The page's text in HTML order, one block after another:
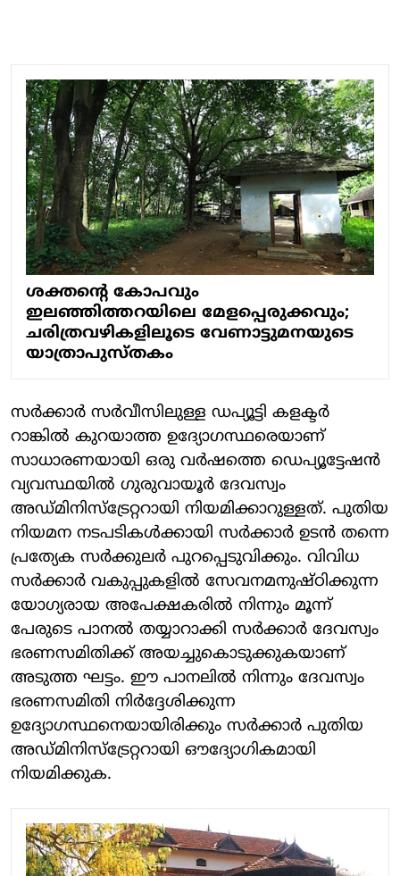
ശക്തന്റെ കോപവും
ഇലഞ്ഞിത്തറയിലെ മേളപ്പെരുക്കവും;
ചരിത്രവഴികളിലൂടെ വേണാട്ടുമനയുടെ
യാത്രാപുസ്തകം
സർക്കാർ സർവീസിലുള്ള ഡപ്യൂട്ടി കളക്ടർ
റാങ്കിൽ കുറയാത്ത ഉദ്യോഗസ്ഥരെയാണ്
സാധാരണയായി ഒരു വർഷത്തെ ഡെപ്യൂട്ടേഷൻ
വ്യവസ്ഥയിൽ ഗുരുവായൂർ ദേവസ്വം
അഡ്മിനിസ്ട്രേറ്ററായി നിയമിക്കാറുള്ളത്. പുതിയ
നിയമന നടപടികൾക്കായി സർക്കാർ ഉടൻ തന്നെ
പ്രത്യേക സർക്കുലർ പുറപ്പെടുവിക്കും. വിവിധ
സർക്കാർ വകുപ്പുകളിൽ സേവനമനുഷ്ഠിക്കുന്ന
യോഗ്യരായ അപേക്ഷകരിൽ നിന്നും മൂന്ന്
പേരുടെ പാനൽ തയ്യാറാക്കി സർക്കാർ ദേവസ്വം
ഭരണസമിതിക്ക് അയച്ചുകൊടുക്കുകയാണ്
അടുത്ത ഘട്ടം. ഈ പാനലിൽ നിന്നും ദേവസ്വം
ഭരണസമിതി നിർദ്ദേശിക്കുന്ന
ഉദ്യോഗസ്ഥനെയായിരിക്കും സർക്കാർ പുതിയ
അഡ്മിനിസ്ട്രേറ്ററായി ഔദ്യോഗികമായി
നിയമിക്കുക.